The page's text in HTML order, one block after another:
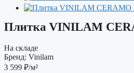
Плитка VINILAM
На складе
Бренд: Vinilam
3 599 ₽/м²